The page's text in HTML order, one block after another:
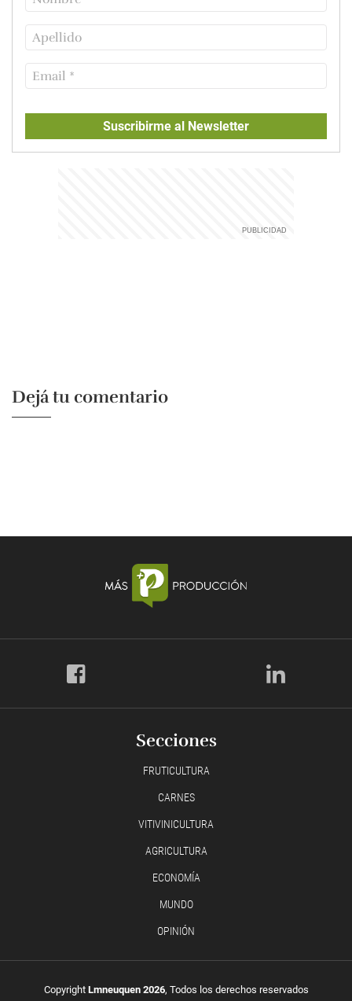
Suscribirme al Newsletter
Dejá tu comentario
Secciones
FRUTICULTURA
CARNES
VITIVINICULTURA
AGRICULTURA
ECONOMÍA
MUNDO
OPINIÓN
Copyright Lmneuquen 2026, Todos los derechos reservados